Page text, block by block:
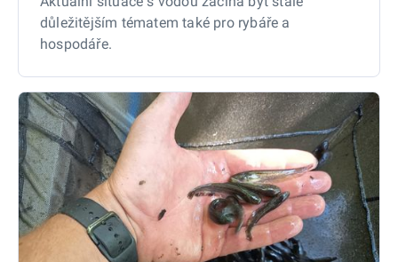
důležitějším tématem také pro rybáře a
hospodáře.